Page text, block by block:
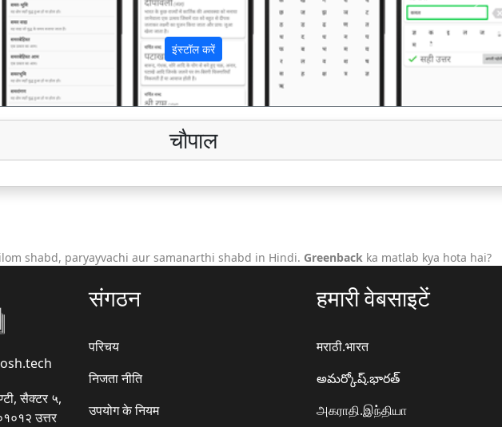
इंस्टॉल करें
अगला
चौपाल
shabd, paryayvachi aur samanarthi shabd in Hindi. Greenback ka matlab kya hota hai?
सैक्टर ५,
उत्तर
संगठन
परिचय
निजता नीति
उपयोग के नियम
हमारी वेबसाइटें
मराठी.भारत
అమర్కోష్.భారత్
அகராதி.இந்தியா